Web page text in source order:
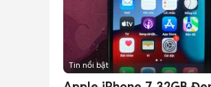
Tin nổi bật